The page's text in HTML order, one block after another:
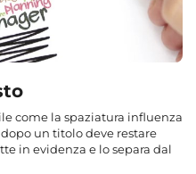
come la spaziatura influenza
un titolo deve restare
in evidenza e lo separa dal